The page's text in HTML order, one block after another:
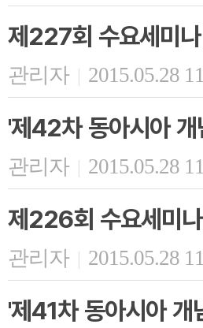
제227회 수요세미
관리자 | 2015.05.28
'제42차 동아시아
관리자 | 2015.05.28
제226회 수요세미
관리자 | 2015.05.28
'제41차 동아시아 개